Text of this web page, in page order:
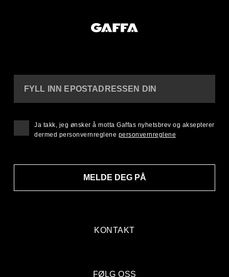
KONTAKT
FYLL INN EPOSTADRESSEN DIN
MELDE DEG PÅ
Ja takk, jeg ønsker å motta Gaffas nyhetsbrev og aksepterer
dermed personvernreglene personvernreglene
FØLG OSS